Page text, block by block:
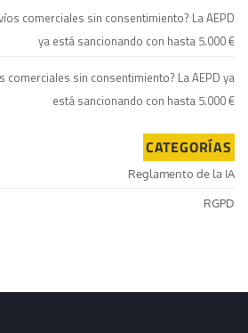
comerciales sin consentimiento? La AEPD
ya está sancionando con hasta 5.000 €
comerciales sin consentimiento? La AEPD ya
está sancionando con hasta 5.000 €
CATEGORÍAS
Reglamento de la IA
RGPD